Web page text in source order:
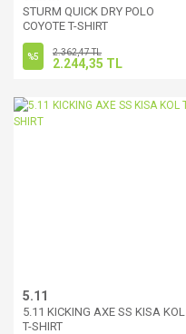
STURM QUICK DRY POLO
COYOTE T-SHIRT
%5 2.362,47 TL
2.244,35 TL
5.11
5.11 KICKING AXE SS KISA KOL
T-SHIRT